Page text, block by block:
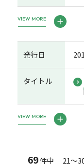
VIEW MORE
発行日
タイトル
VIEW MORE
69件中 21～